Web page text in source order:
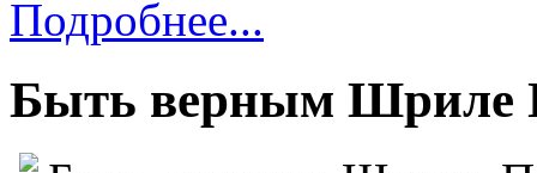
Подробнее...
Быть верным Шриле